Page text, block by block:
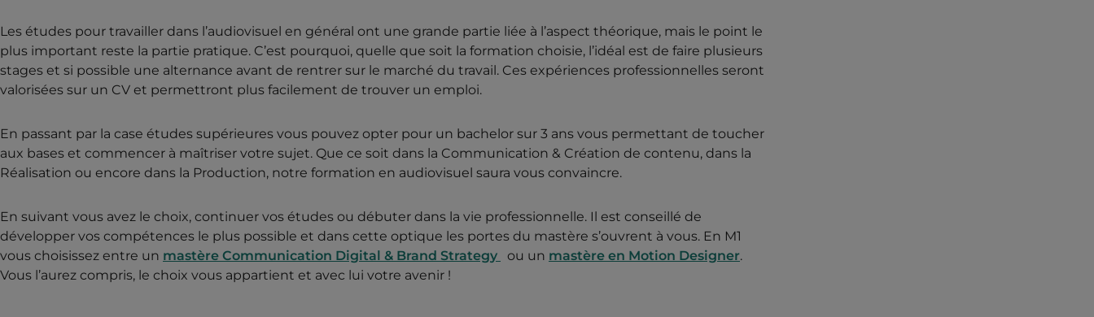
Les études pour travailler dans l’audiovisuel en général ont une grande partie liée à l’aspect théorique, mais le point le
plus important reste la partie pratique. C’est pourquoi, quelle que soit la formation choisie, l’idéal est de faire plusieurs
stages et si possible une alternance avant de rentrer sur le marché du travail. Ces expériences professionnelles seront
valorisées sur un CV et permettront plus facilement de trouver un emploi.
En passant par la case études supérieures vous pouvez opter pour un bachelor sur 3 ans vous permettant de toucher
aux bases et commencer à maîtriser votre sujet. Que ce soit dans la Communication & Création de contenu, dans la
Réalisation ou encore dans la Production, notre formation en audiovisuel saura vous convaincre.
En suivant vous avez le choix, continuer vos études ou débuter dans la vie professionnelle. Il est conseillé de
développer vos compétences le plus possible et dans cette optique les portes du mastère s’ouvrent à vous. En M1
vous choisissez entre un mastère Communication Digital & Brand Strategy ou un mastère en Motion Designer.
Vous l’aurez compris, le choix vous appartient et avec lui votre avenir !